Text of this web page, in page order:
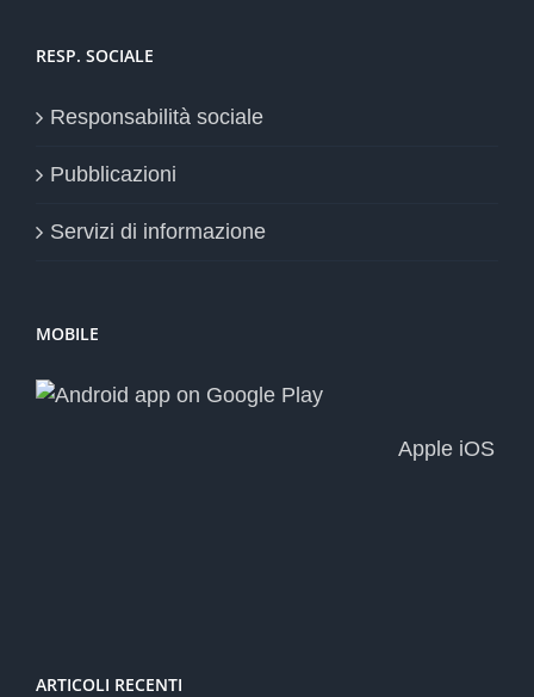
RESP. SOCIALE
Responsabilità sociale
Pubblicazioni
Servizi di informazione
MOBILE
Apple iOS
ARTICOLI RECENTI